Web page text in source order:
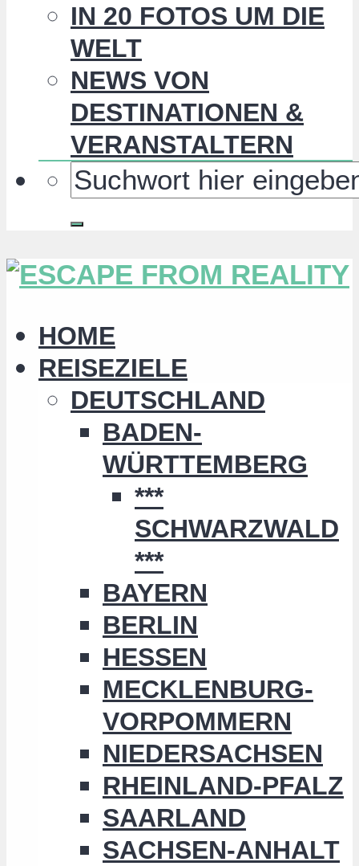
IN 20 FOTOS UM DIE
WELT
NEWS VON
DESTINATIONEN &
VERANSTALTERN
HOME
REISEZIELE
DEUTSCHLAND
BADEN-
WÜRTTEMBERG
***
SCHWARZWALD
***
BAYERN
BERLIN
HESSEN
MECKLENBURG-
VORPOMMERN
NIEDERSACHSEN
RHEINLAND-PFALZ
SAARLAND
SACHSEN-ANHALT